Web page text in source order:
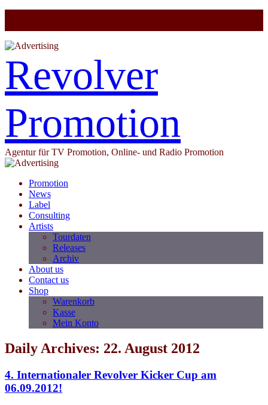
Revolver
Promotion
Agentur für TV Promotion, Online- und Radio Promotion
Promotion
News
Label
Consulting
Artists
Tourdaten
Releases
Archiv
About us
Contact us
Shop
Warenkorb
Kasse
Mein Konto
Daily Archives: 22. August 2012
4. Internationaler Revolver Kicker Cup am
06.09.2012!